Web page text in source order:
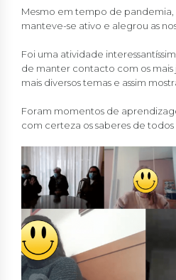
Mesmo em tempo de pandemia,
manteve-se ativo e alegrou as
Foi uma atividade
de manter contacto com os mais
mais diversos temas e assim
Foram momentos de
com certeza os saberes de todos